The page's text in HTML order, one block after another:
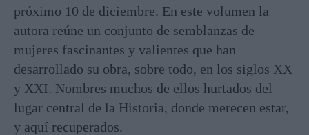
próximo 10 de diciembre. En este volumen la
autora reúne un conjunto de semblanzas de
mujeres fascinantes y valientes que han
desarrollado su obra, sobre todo, en los siglos XX
y XXI. Nombres muchos de ellos hurtados del
lugar central de la Historia, donde merecen estar,
y aquí recuperados.